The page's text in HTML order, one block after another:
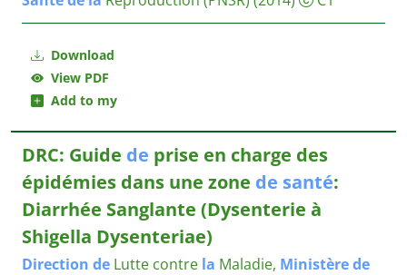
Download
View PDF
Add to my
DRC: Guide de prise en charge des
épidémies dans une zone de santé:
Diarrhée Sanglante (Dysenterie à
Shigella Dysenteriae)
Direction de Lutte contre la Maladie, Ministèrede